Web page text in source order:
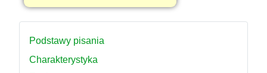
Podstawy pisania
Charakterystyka